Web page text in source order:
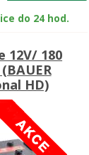
do 24 hod.
12V/ 180
HD)